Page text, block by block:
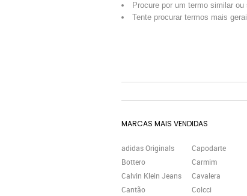
Procure por um termo similar ou
Tente procurar termos mais
MARCAS MAIS VENDIDAS
adidas Originals
Bottero
Calvin Klein Jeans
Cantão
Capodarte
Carmim
Cavalera
Colcci